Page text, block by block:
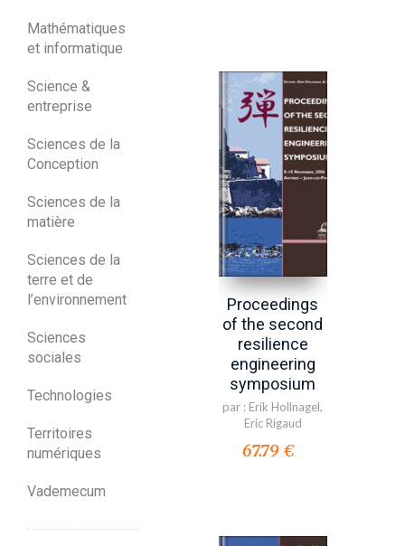
Mathématiques
et informatique
Science &
entreprise
Sciences de la
Conception
Sciences de la
matière
Sciences de la
terre et de
l’environnement
Sciences
sociales
Technologies
Territoires
numériques
Vademecum
Proceedings
of the second
resilience
engineering
symposium
par : Erik Hollnagel,
Eric Rigaud
67.79 €